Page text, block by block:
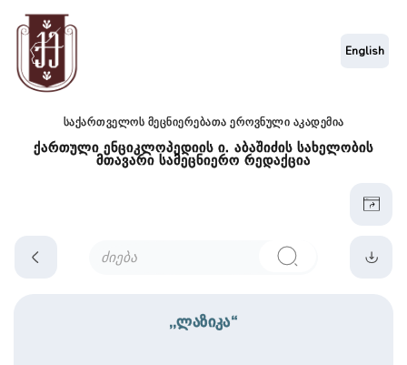
საქართველოს მეცნიერებათა ეროვნული აკადემია
ქართული ენციკლოპედიის ი. აბაშიძის სახელობის
მთავარი სამეცნიერო რედაქცია
English
,,ლაზიკა“